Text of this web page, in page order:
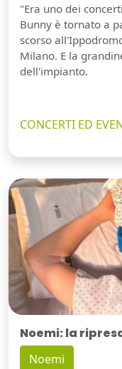
"Era uno dei
Bunny è tornato a
scorso
Milano. E la
dell'impianto.
CONCERTI ED
Noemi: la
Noemi